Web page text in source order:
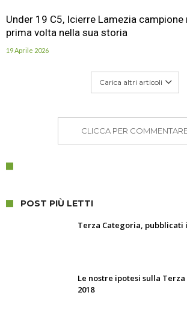
Under 19 C5, Icierre Lamezia campione
prima volta nella sua storia
19 Aprile 2026
Carica altri articoli
CLICCA PER
POST PIÙ LETTI
Terza Categoria, pubblicati
Le nostre ipotesi sulla Terza
2018